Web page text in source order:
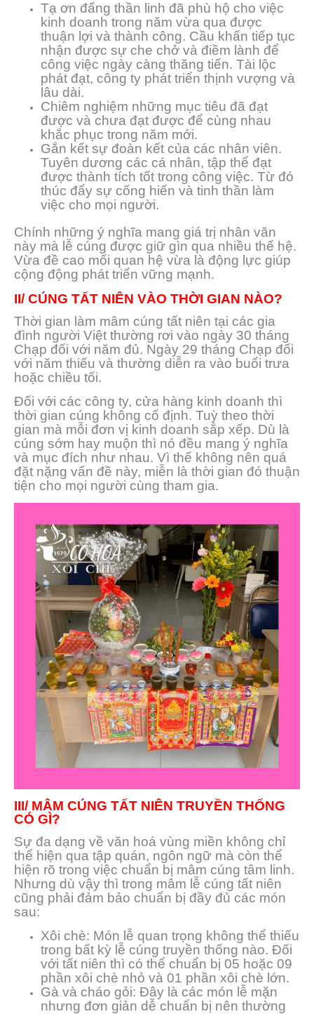
Tạ ơn đấng thần linh đã phù hộ cho việc
kinh doanh trong năm vừa qua được
thuận lợi và thành công. Cầu khấn tiếp tục
nhận được sự che chở và điềm lành để
công việc ngày càng thăng tiến. Tài lộc
phát đạt, công ty phát triển thịnh vượng và
lâu dài.
Chiêm nghiệm những mục tiêu đã đạt
được và chưa đạt được để cùng nhau
khắc phục trong năm mới.
Gắn kết sự đoàn kết của các nhân viên.
Tuyên dương các cá nhân, tập thể đạt
được thành tích tốt trong công việc. Từ đó
thúc đẩy sự cống hiến và tinh thần làm
việc cho mọi người.
Chính những ý nghĩa mang giá trị nhân văn
này mà lễ cúng được giữ gìn qua nhiều thế hệ.
Vừa đề cao mối quan hệ vừa là động lực giúp
cộng động phát triển vững mạnh.
II/ CÚNG TẤT NIÊN VÀO THỜI GIAN NÀO?
Thời gian làm mâm cúng tất niên tại các gia
đình người Việt thường rơi vào ngày 30 tháng
Chạp đối với năm đủ. Ngày 29 tháng Chạp đối
với năm thiếu và thường diễn ra vào buổi trưa
hoặc chiều tối.
Đối với các công ty, cửa hàng kinh doanh thì
thời gian cúng không cố định. Tuỳ theo thời
gian mà mỗi đơn vị kinh doanh sắp xếp. Dù là
cúng sớm hay muộn thì nó đều mang ý nghĩa
và mục đích như nhau. Vì thế không nên quá
đặt nặng vấn đề này, miễn là thời gian đó thuận
tiện cho mọi người cùng tham gia.
III/ MÂM CÚNG TẤT NIÊN TRUYỀN THỐNG
CÓ GÌ?
Sự đa dạng về văn hoá vùng miền không chỉ
thể hiện qua tập quán, ngôn ngữ mà còn thể
hiện rõ trong việc chuẩn bị mâm cúng tâm linh.
Nhưng dù vậy thì trong mâm lễ cúng tất niên
cũng phải đảm bảo chuẩn bị đầy đủ các món
sau:
Xôi chè: Món lễ quan trọng không thể thiếu
trong bất kỳ lễ cúng truyền thống nào. Đối
với tất niên thì có thể chuẩn bị 05 hoặc 09
phần xôi chè nhỏ và 01 phần xôi chè lớn.
Gà và cháo gỏi: Đây là các món lễ mặn
nhưng đơn giản dễ chuẩn bị nên thường